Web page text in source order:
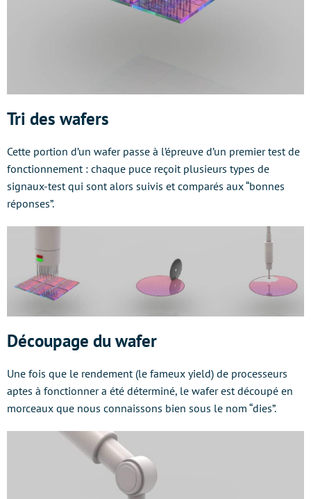
Tri des wafers
Cette portion d’un wafer passe à l’épreuve d’un premier test de
fonctionnement : chaque puce reçoit plusieurs types de
signaux-test qui sont alors suivis et comparés aux “bonnes
réponses”.
Découpage du wafer
Une fois que le rendement (le fameux yield) de processeurs
aptes à fonctionner a été déterminé, le wafer est découpé en
morceaux que nous connaissons bien sous le nom “dies”.